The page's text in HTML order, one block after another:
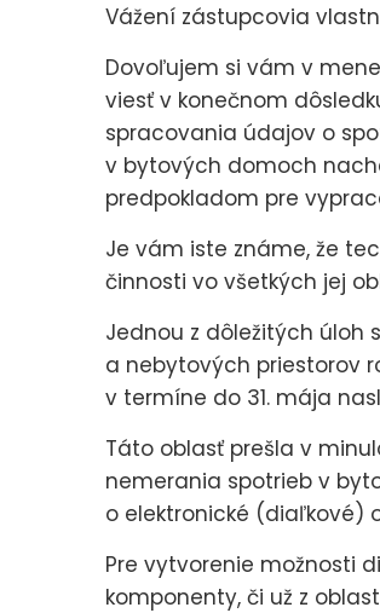
Vážení zástupcovia
Dovoľujem si vám v
viesť v konečnom
spracovania údajov o
v bytových domoch
predpokladom pre
Je vám iste známe, že
činnosti vo všetkých jej
Jednou z dôležitých úloh
a nebytových priestorov
v termíne do 31. mája
Táto oblasť prešla v
nemerania spotrieb v
o elektronické (diaľkové)
Pre vytvorenie možnosti
komponenty, či už z